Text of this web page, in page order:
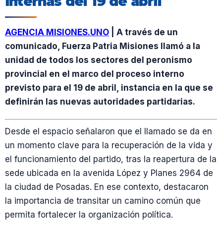
AGENCIA MISIONES.UNO | A través de un
comunicado, Fuerza Patria Misiones llamó a la
unidad de todos los sectores del peronismo
provincial en el marco del proceso interno
previsto para el 19 de abril, instancia en la que se
definirán las nuevas autoridades partidarias.
Desde el espacio señalaron que el llamado se da en
un momento clave para la recuperación de la vida y
el funcionamiento del partido, tras la reapertura de la
sede ubicada en la avenida López y Planes 2964 de
la ciudad de Posadas. En ese contexto, destacaron
la importancia de transitar un camino común que
permita fortalecer la organización política.